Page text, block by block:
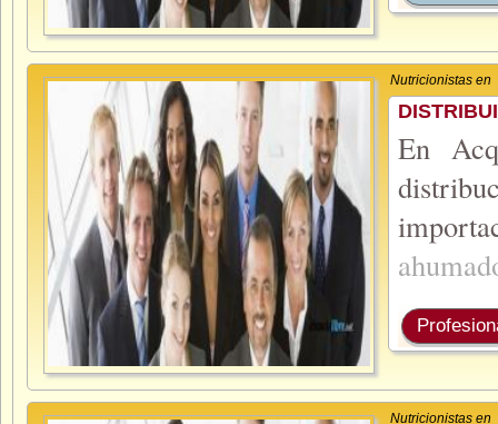
Nutricionistas en
En
Nutricionistas en